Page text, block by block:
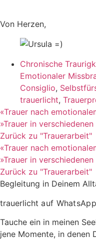
Von Herzen,
Chronische
Emotionaler
Consiglio,
trauerlicht,
«Trauer nach
»Trauer in
Zurück zu "Trauerarbeit"
«Trauer nach
»Trauer in
Zurück zu "Trauerarbeit"
Begleitung in Deinem
trauerlicht auf
Tauche ein in meinen
jene Momente, in denen